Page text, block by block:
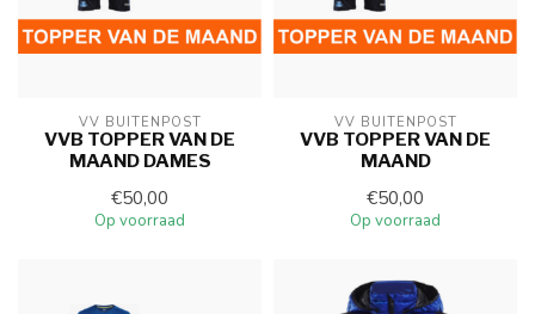
VV BUITENPOST
VVB TOPPER VAN DE
MAAND DAMES
€50,00
Op voorraad
VV BUITENPOST
VVB TOPPER VAN DE
MAAND
€50,00
Op voorraad